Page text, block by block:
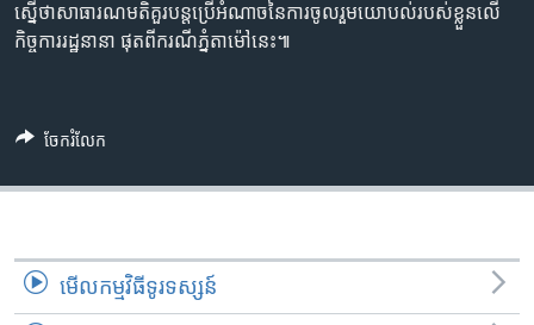
ស្នើ​ថា​សាធារណមតិ​គួរ​បន្ត​ប្រើ​អំណាច​នៃ​ការ​ចូល​រួម​យោបល់​របស់​ខ្លួន​លើ​
កិច្ចការ​រដ្ឋ​នានា​ ផុត​ពី​ករណី​ភ្នំ​តាម៉ៅ​នេះ៕
ចែករំលែក
មើល​កម្មវិធី​ទូរទស្សន៍